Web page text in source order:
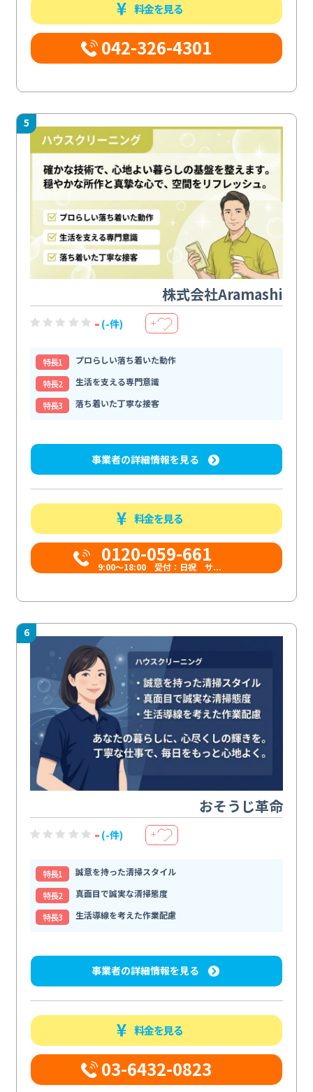
料金を見る
042-326-4301
5
株式会社Aramashi
- (-件) ＋
特⻑1
プロらしい落ち着いた動作
特⻑2
生活を支える専門意識
特⻑3
落ち着いた丁寧な接客
事業者の詳細情報を見る
料金を見る
0120-059-661
9:00〜18:00 受付：日祝 サ...
6
おそうじ革命
- (-件) ＋
特⻑1
誠意を持った清掃スタイル
特⻑2
真面目で誠実な清掃態度
特⻑3
生活導線を考えた作業配慮
事業者の詳細情報を見る
料金を見る
03-6432-0823